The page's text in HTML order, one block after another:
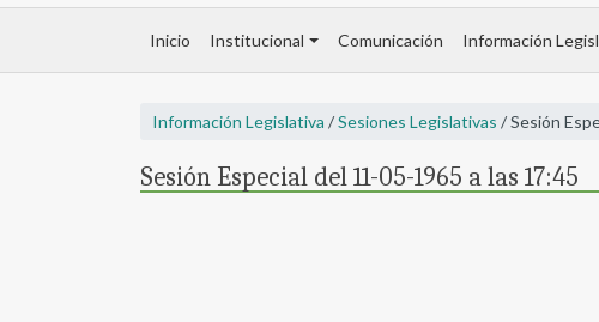
Inicio Institucional Comunicación Información
Información Legislativa /Sesiones Legislativas / Sesión
Sesión Especial del 11-05-1965 a las 17:45